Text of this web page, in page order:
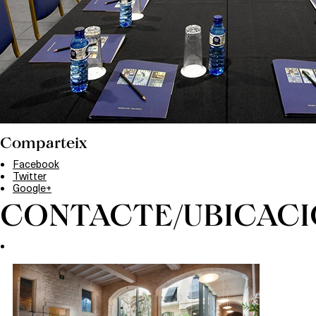
Comparteix
Facebook
Twitter
Google+
CONTACTE/